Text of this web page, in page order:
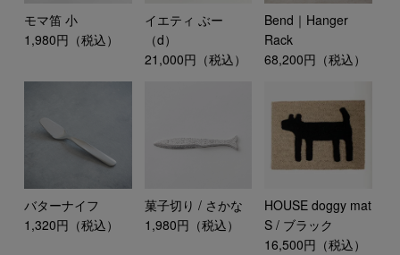
モマ笛 小
1,980円（税込）
イエティ ぶー
（d）
21,000円（税込）
Bend｜Hanger
Rack
68,200円（税込）
バターナイフ
1,320円（税込）
菓子切り / さかな
1,980円（税込）
HOUSE doggy mat
S / ブラック
16,500円（税込）